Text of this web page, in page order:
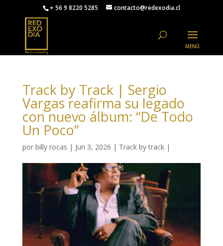
+ 56 9 8220 5285 contacto@redexodia.cl
Track by Track | Sergio
Vargas reafirma su legado
con nuevo álbum: “De Todo
Un Poco”
por billy rocas | Jun 3, 2026 | Track by track|